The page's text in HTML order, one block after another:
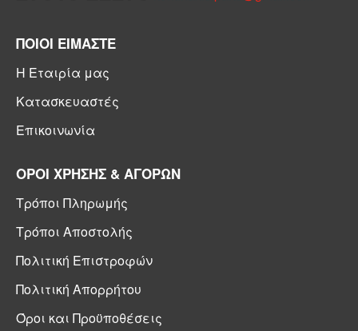
ΠΟΙΟΙ ΕΙΜΑΣΤΕ
Η Εταιρία μας
Κατασκευαστές
Επικοινωνία
ΟΡΟΙ ΧΡΗΣΗΣ & ΑΓΟΡΩΝ
Τρόποι Πληρωμής
Τρόποι Αποστολής
Πολιτική Επιστροφών
Πολιτική Απορρήτου
Όροι και Προϋποθέσεις